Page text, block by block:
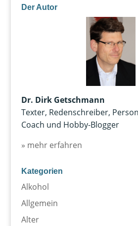
Der Autor
Dr. Dirk Getschmann
Texter, Redenschreiber,
Coach und Hobby-Blogger
» mehr erfahren
Kategorien
Alkohol
Allgemein
Alter